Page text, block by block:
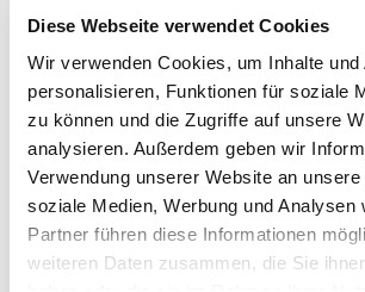
Diese Webseite verwendet Cookies
Wir verwenden Cookies, um Inhalte und
personalisieren, Funktionen für soziale
zu können und die Zugriffe auf unsere
analysieren. Außerdem geben wir
Verwendung unserer Website an
soziale Medien, Werbung und Analysen
Partner führen diese Informationen
weiteren Daten zusammen, die Sie
Donnerstag, 17. April
Uhr
Evang. Pfarrgemeinde A.B.
Pinkafeld, Kirchengasse
Pinkafeld